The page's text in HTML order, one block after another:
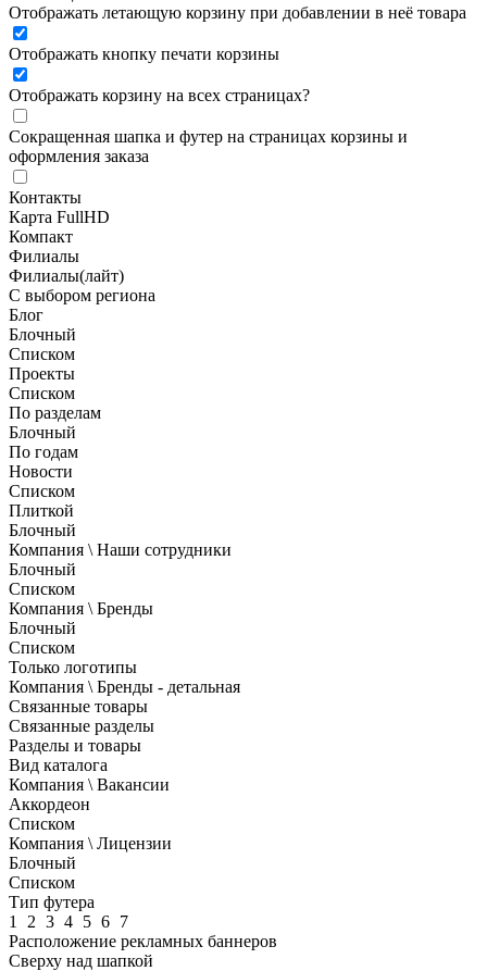
Отображать летающую корзину при добавлении в неё товара
Отображать кнопку печати корзины
Отображать корзину на всех страницах?
Сокращенная шапка и футер на страницах корзины и
оформления заказа
Контакты
Карта FullHD
Компакт
Филиалы
Филиалы(лайт)
С выбором региона
Блог
Блочный
Списком
Проекты
Списком
По разделам
Блочный
По годам
Новости
Списком
Плиткой
Блочный
Компания \ Наши сотрудники
Блочный
Списком
Компания \ Бренды
Блочный
Списком
Только логотипы
Компания \ Бренды - детальная
Связанные товары
Связанные разделы
Разделы и товары
Вид каталога
Компания \ Вакансии
Аккордеон
Списком
Компания \ Лицензии
Блочный
Списком
Тип футера
1
2 3 4 5 6 7
Расположение рекламных баннеров
Сверху над шапкой